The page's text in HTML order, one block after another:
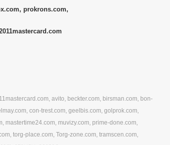
prokrons.com,
, avito, beckter.com, birsman.com, bon-
, con-trest.com, geelbis.com, golprok.com,
, mastertime24.com, muvizy.com, prime-done.com,
, torg-place.com, Torg-zone.com, tramscen.com,